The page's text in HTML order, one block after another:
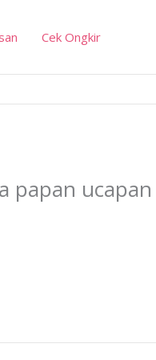
Cek Ongkir
papan ucapan